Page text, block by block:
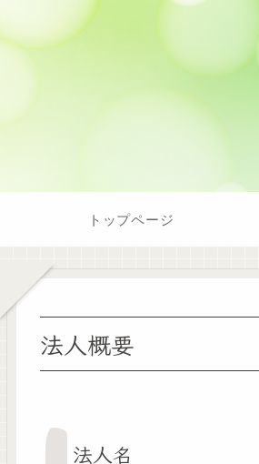
トップページ
法人概要
法人名